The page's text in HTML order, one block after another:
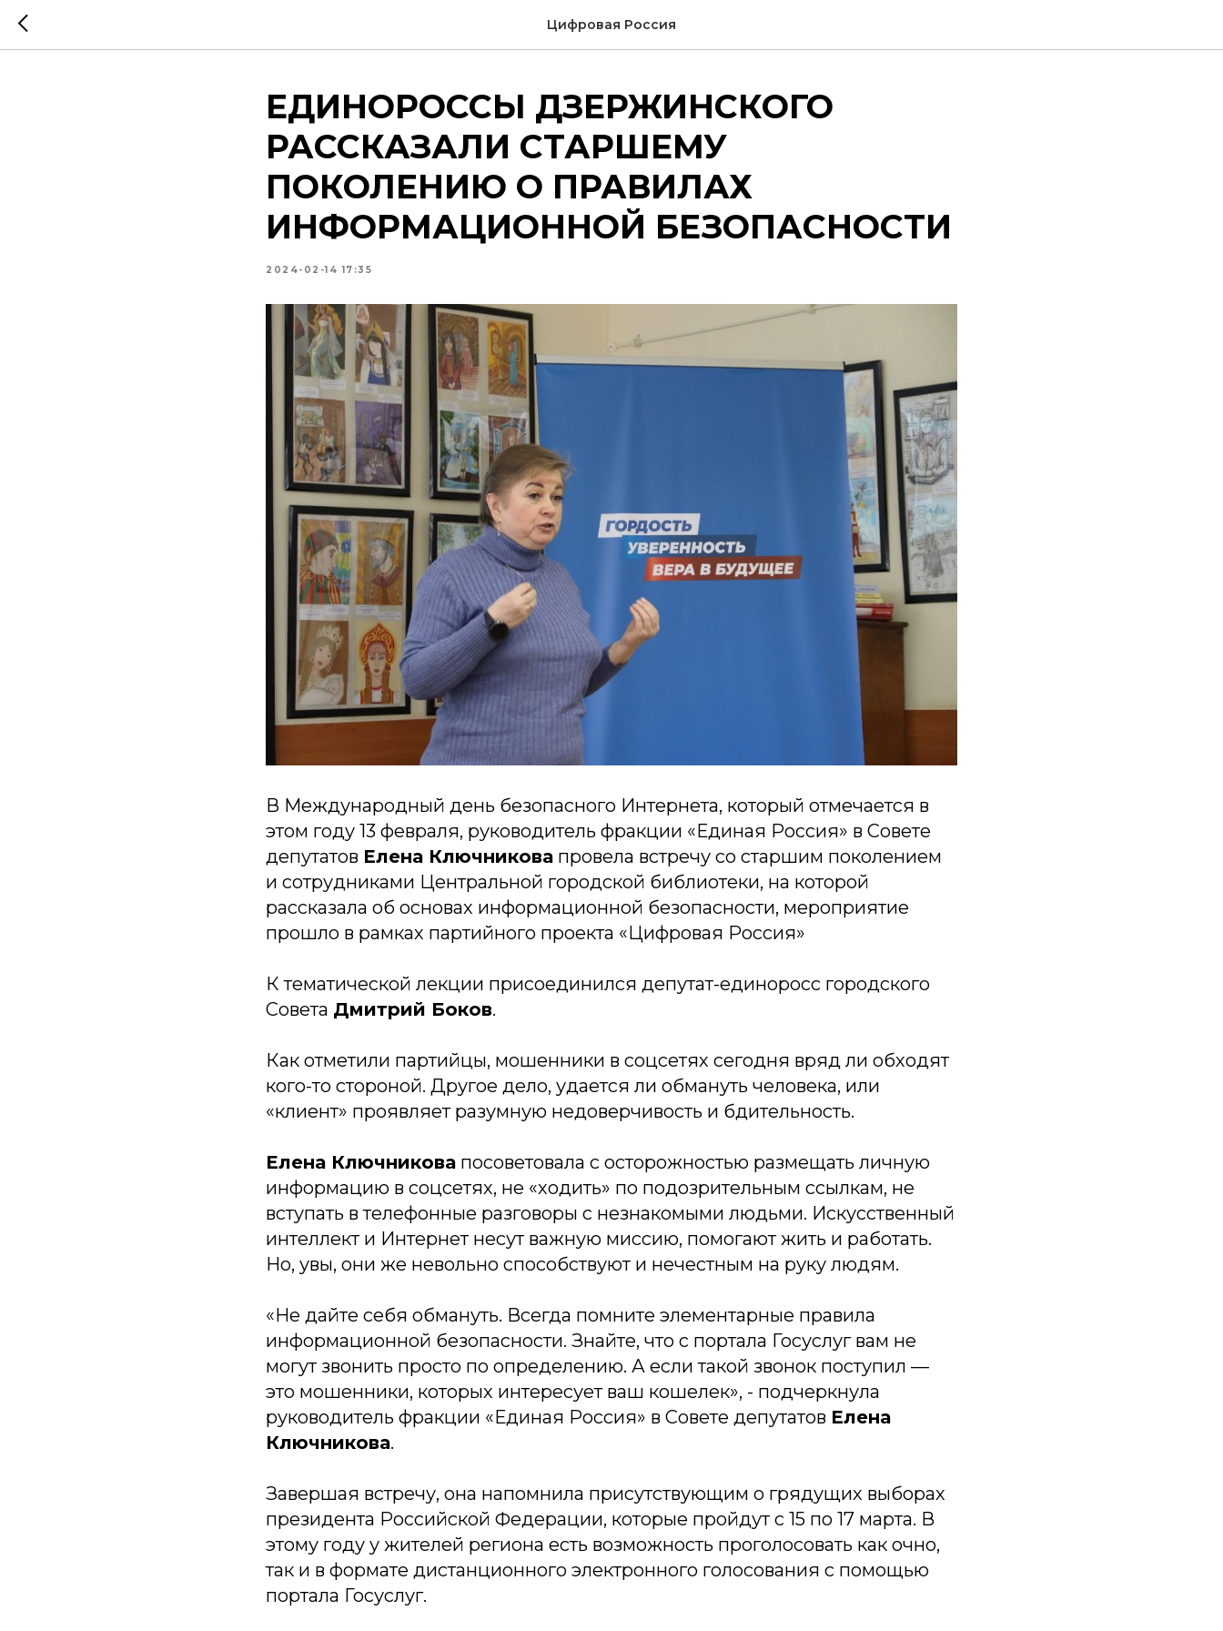
Цифровая Россия
ЕДИНОРОССЫ ДЗЕРЖИНСКОГО
РАССКАЗАЛИ СТАРШЕМУ
ПОКОЛЕНИЮ О ПРАВИЛАХ
ИНФОРМАЦИОННОЙ БЕЗОПАСНОСТИ
2024-02-14 17:35
В Международный день безопасного Интернета, который отмечается в
этом году 13 февраля, руководитель фракции «Единая Россия» в Совете
депутатов Елена Ключникова провела встречу со старшим поколением
и сотрудниками Центральной городской библиотеки, на которой
рассказала об основах информационной безопасности, мероприятие
прошло в рамках партийного проекта «Цифровая Россия»
К тематической лекции присоединился депутат-единоросс городского
Совета Дмитрий Боков.
Как отметили партийцы, мошенники в соцсетях сегодня вряд ли обходят
кого-то стороной. Другое дело, удается ли обмануть человека, или
«клиент» проявляет разумную недоверчивость и бдительность.
Елена Ключникова посоветовала с осторожностью размещать личную
информацию в соцсетях, не «ходить» по подозрительным ссылкам, не
вступать в телефонные разговоры с незнакомыми людьми. Искусственный
интеллект и Интернет несут важную миссию, помогают жить и работать.
Но, увы, они же невольно способствуют и нечестным на руку людям.
«Не дайте себя обмануть. Всегда помните элементарные правила
информационной безопасности. Знайте, что с портала Госуслуг вам не
могут звонить просто по определению. А если такой звонок поступил —
это мошенники, которых интересует ваш кошелек», - подчеркнула
руководитель фракции «Единая Россия» в Совете депутатов Елена
Ключникова.
Завершая встречу, она напомнила присутствующим о грядущих выборах
президента Российской Федерации, которые пройдут с 15 по 17 марта. В
этому году у жителей региона есть возможность проголосовать как очно,
так и в формате дистанционного электронного голосования с помощью
портала Госуслуг.